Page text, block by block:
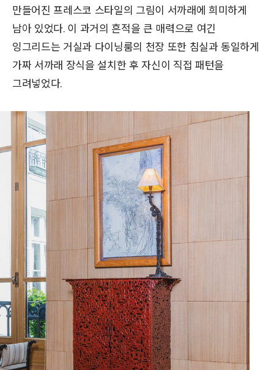
만들어진 프레스코 스타일의 그림이 서까래에 희미하게
남아 있었다. 이 과거의 흔적을 큰 매력으로 여긴
잉그리드는 거실과 다이닝룸의 천장 또한 침실과 동일하게
가짜 서까래 장식을 설치한 후 자신이 직접 패턴을
그려넣었다.